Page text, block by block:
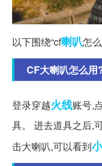
以下围绕“cf喇叭怎
CF大喇叭怎么用
登录穿越火线账号,
具。 进去道具之后,
击大喇叭,可以看到